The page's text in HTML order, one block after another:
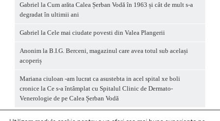
Gabriel la Cum arăta Calea Șerban Vodă în 1963 și cât de mult s-a
degradat în ultimii ani
Gabriel la Cele mai ciudate povesti din Valea Plangerii
Anonim la B.I.G. Berceni, magazinul care avea totul sub același
acoperiș
Mariana ciuloan -am lucrat ca asustebta in acel spital xe boli
cronice la Ce s-a întâmplat cu Spitalul Clinic de Dermato-
Venerologie de pe Calea Șerban Vodă